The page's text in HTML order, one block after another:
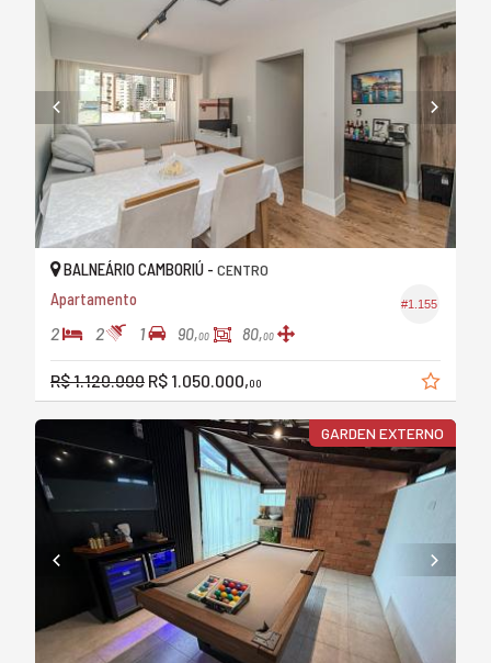
#1.155
BALNEÁRIO CAMBORIÚ - CENTRO
Apartamento
2 2 1 90,00 80,00
R$ 1.120.000 R$ 1.050.000,00
GARDEN EXTERNO